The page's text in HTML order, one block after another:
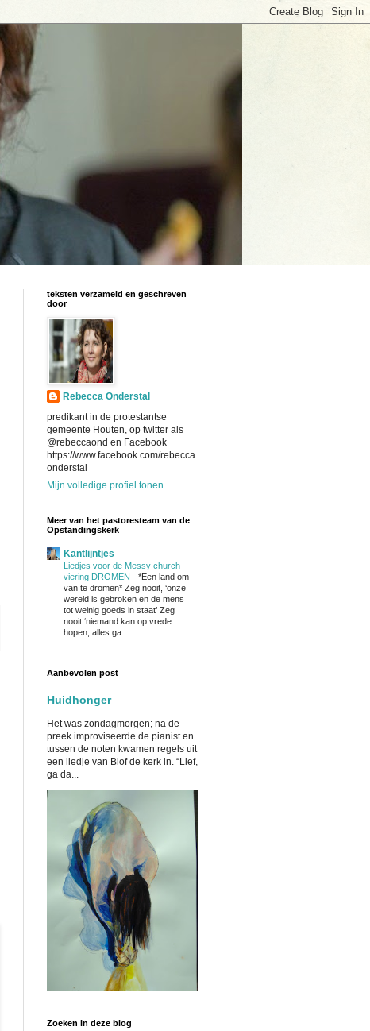
teksten verzameld en geschreven
door
Rebecca Onderstal
predikant in de protestantse
gemeente Houten, op twitter als
@rebeccaond en Facebook
https://www.facebook.com/rebecca.
onderstal
Mijn volledige profiel tonen
Meer van het pastoresteam van de
Opstandingskerk
Kantlijntjes
Liedjes voor de Messy church
viering DROMEN - *Een land om
van te dromen* Zeg nooit, ‘onze
wereld is gebroken en de mens
tot weinig goeds in staat’ Zeg
nooit ‘niemand kan op vrede
hopen, alles ga...
Aanbevolen post
Huidhonger
Het was zondagmorgen; na de
preek improviseerde de pianist en
tussen de noten kwamen regels uit
een liedje van Blof de kerk in. “Lief,
ga da...
Zoeken in deze blog